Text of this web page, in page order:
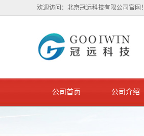
欢迎访问：北京冠远科技有限公司官网！
公司首页 公司介绍